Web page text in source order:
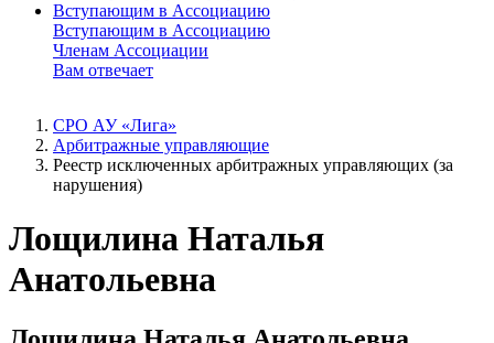
Вступающим в Ассоциацию
Вступающим в Ассоциацию
Членам Ассоциации
Вам отвечает
СРО АУ «Лига»
Арбитражные управляющие
Реестр исключенных арбитражных управляющих (за
нарушения)
Лощилина Наталья
Анатольевна